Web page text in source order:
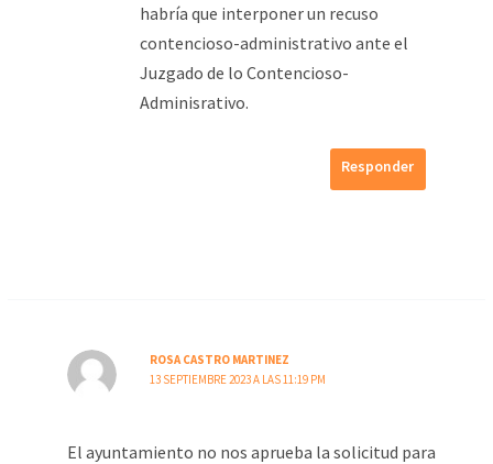
habría que interponer un recuso
contencioso-administrativo ante el
Juzgado de lo Contencioso-
Adminisrativo.
Responder
ROSA CASTRO MARTINEZ
13 SEPTIEMBRE 2023 A LAS 11:19 PM
El ayuntamiento no nos aprueba la solicitud para